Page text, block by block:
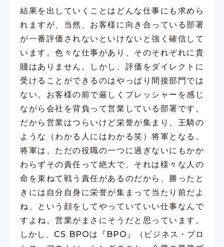
結果を出していくことはどんな仕事にも求めら
れますが、当然、お客様に向き合っている部署
が一番評価されないといけないと強く確信して
います。色々な仕事があり、そのそれぞれに貴
賤はありません。しかし、評価をダイレクトに
受けることができるのはやっぱり間接部門では
ない。お客様の前で厳しくプレッシャーを感じ
ながら会社を背負って営業している部署です。
だから営業はつらいけど栄誉が集まり、王騎の
ような（わかる人にはわかる笑）将軍となる。
将軍は、ただの役職の一つに過ぎないにもかか
わらずその責任って絶大で、それは様々な人の
命を束ねて戦う責任があるのだから、勝ったと
きには自分自身に栄誉が集まって当たり前だよ
ね、という顔をしてやっていていい仕事なんで
すよね。営業がまさにそうだと思っています。
しかし、CS BPOは『BPO』（ビジネス・プロ